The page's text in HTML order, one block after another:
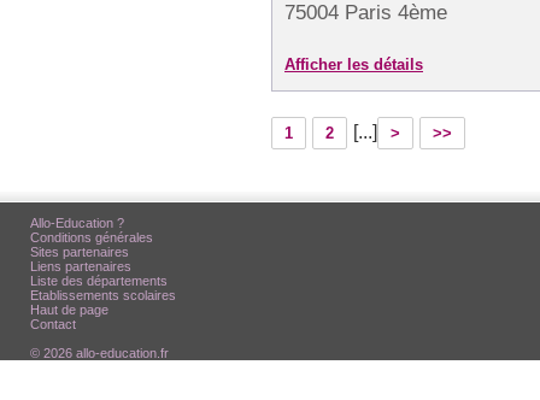
75004 Paris 4ème
Afficher les détails
1 2 [...] > >>
Allo-Education ?
Conditions générales
Sites partenaires
Liens partenaires
Liste des départements
Etablissements scolaires
Haut de page
Contact
© 2026 allo-education.fr